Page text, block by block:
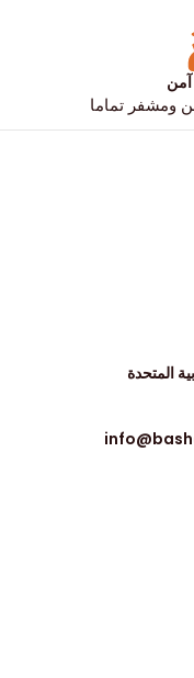
ومشفر تماما
المتحدة